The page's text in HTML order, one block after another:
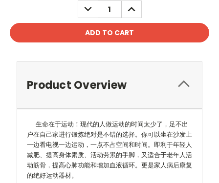
DECREASE
QUANTITY:
INCREASE
QUANTITY:
Product Overview
生命在于运动！现代的人做运动的时间太少了，足不出
户在自己家进行锻炼绝对是不错的选择。你可以坐在沙发上
一边看电视一边运动，一点不占空间和时间。即利于年轻人
减肥、提高身体素质、活动劳累的手脚，又适合于老年人活
动筋骨，提高心肺功能和增加血液循环。更是家人病后康复
的绝好运动器材。